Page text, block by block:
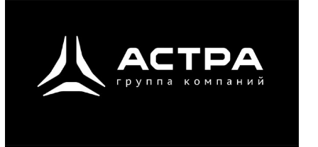
Оборудование
Outsourcing
Кадры